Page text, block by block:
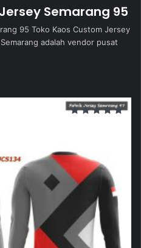
Semarang 95
95 Toko Kaos Custom Jersey
adalah vendor pusat